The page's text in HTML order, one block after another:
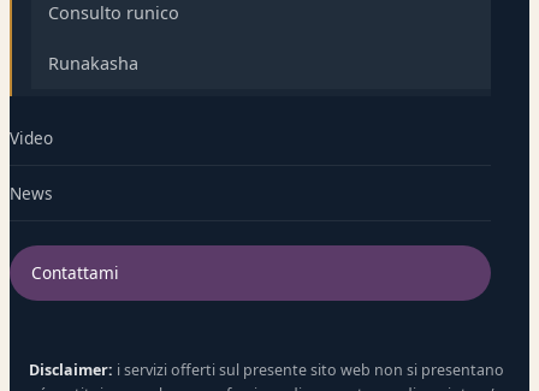
Consulto runico
Runakasha
Video
News
Contattami
Disclaimer: i servizi offerti sul presente sito web non si presentano